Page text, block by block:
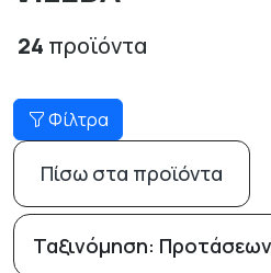
24 προϊόντα
Φίλτρα
Πίσω στα προϊόντα